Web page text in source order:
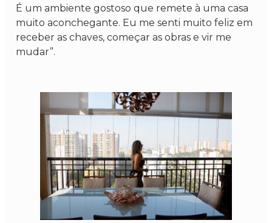
É um ambiente gostoso que remete à uma casa
muito aconchegante. Eu me senti muito feliz em
receber as chaves, começar as obras e vir me
mudar”.